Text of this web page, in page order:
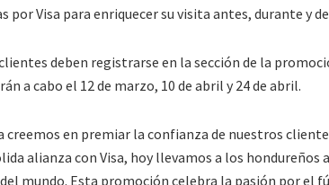
por Visa para enriquecer su visita antes, durante y
deben registrarse en la sección de la
a cabo el 12 de marzo, 10 de abril y 24 de abril.
creemos en premiar la confianza de nuestros
alianza con Visa, hoy llevamos a los hondureños
mundo. Esta promoción celebra la pasión por el